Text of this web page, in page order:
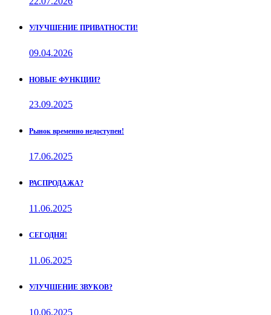
УЛУЧШЕНИЕ ПРИВАТНОСТИ!
09.04.2026
НОВЫЕ ФУНКЦИИ?
23.09.2025
Рынок временно недоступен!
17.06.2025
РАСПРОДАЖА?
11.06.2025
СЕГОДНЯ!
11.06.2025
УЛУЧШЕНИЕ ЗВУКОВ?
10.06.2025